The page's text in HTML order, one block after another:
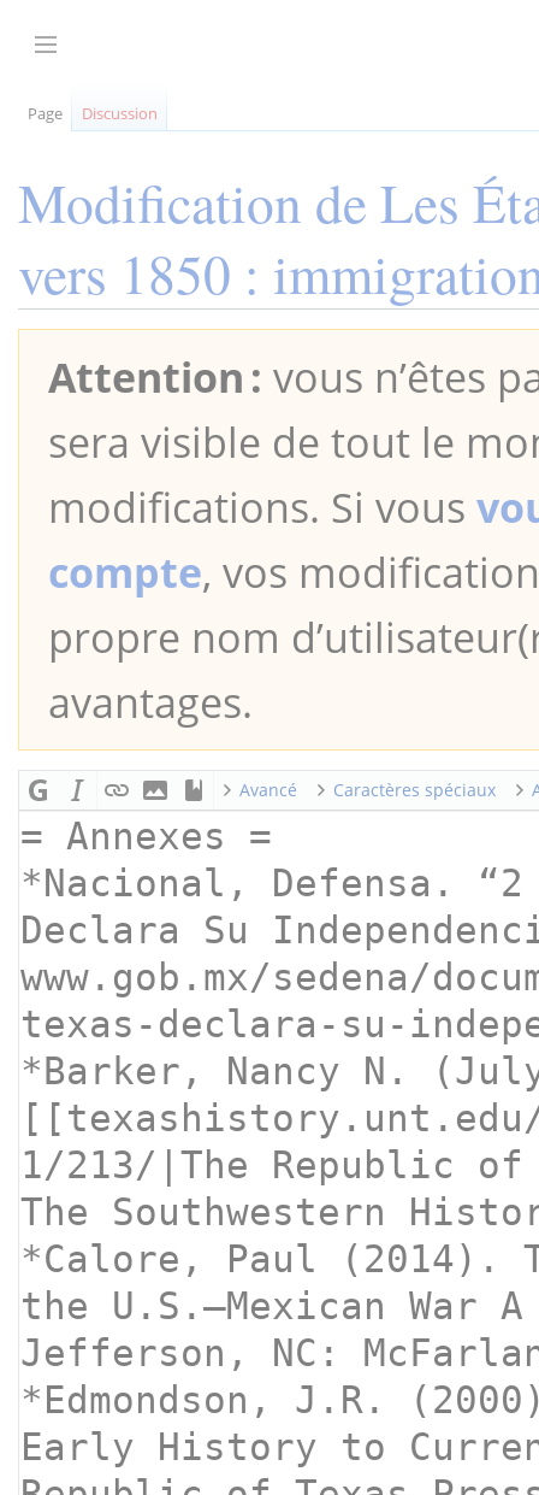
au Afficher / masquer la barre latérale
Page Discussion
Modification deLes
vers 1850 :
Attention : vous n’êtes
sera visible de tout le
modifications. Si vous
compte, vos
propre nom
avantages.
Avancé Caractères spéciaux